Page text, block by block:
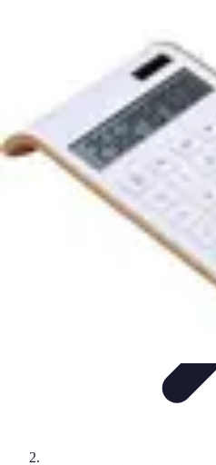
Revenus PassifsÉpargne
Opportunités Financières